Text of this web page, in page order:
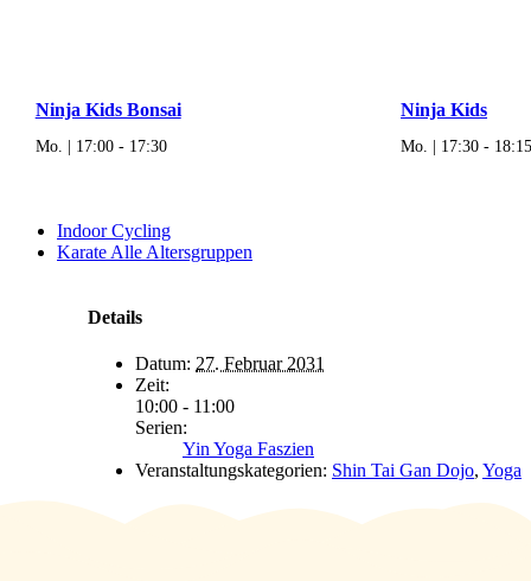
Ninja Kids Bonsai
Mo. | 17:00- 17:30
Ninja Kids
Mo. | 17:30 -
Indoor Cycling
Karate Alle Altersgruppen
Details
Datum: 27. Februar 2031
Zeit:
10:00 - 11:00
Serien:
Yin Yoga Faszien
Veranstaltungskategorien: Shin Tai Gan Dojo, Yoga